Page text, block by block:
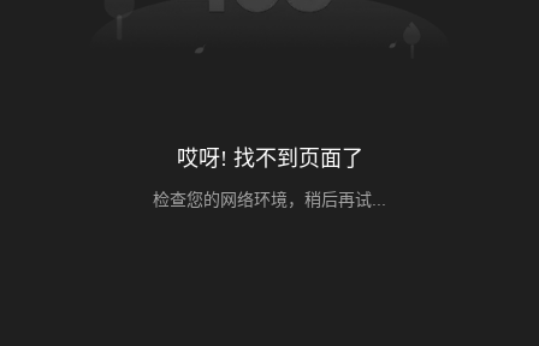
哎呀! 找不到页面了
检查您的网络环境，稍后再试...